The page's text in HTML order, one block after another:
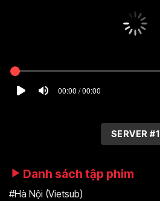
00:00 / 00:00
SERVER #1
Danh sách tập phim
#Hà Nội (Vietsub)